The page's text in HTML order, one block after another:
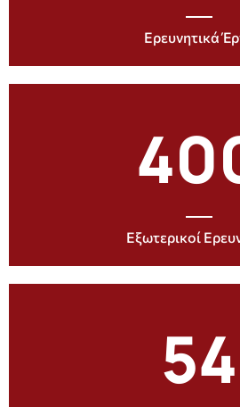
Ερευνητικά
Εξωτερικοί
54